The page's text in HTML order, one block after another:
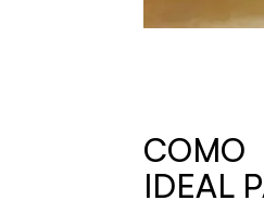
COMO
IDEAL